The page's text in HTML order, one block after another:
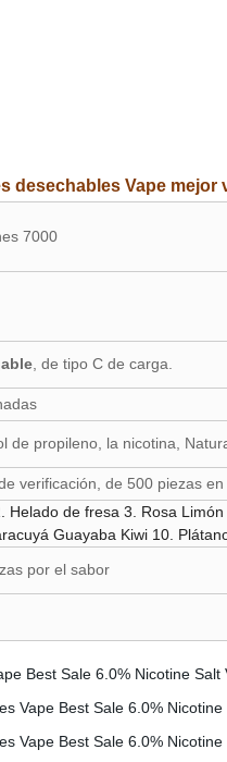
desechables Vape
7000
, de tipo C de carga.
de propileno, la nicotina,
verificación, de 500 piezas en
Helado de fresa 3. Rosa
Guayaba Kiwi 10.
por el sabor